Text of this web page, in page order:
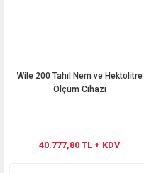
Wile 200 Tahıl Nem ve Hektolitre
Ölçüm Cihazı
40.777,80 TL + KDV